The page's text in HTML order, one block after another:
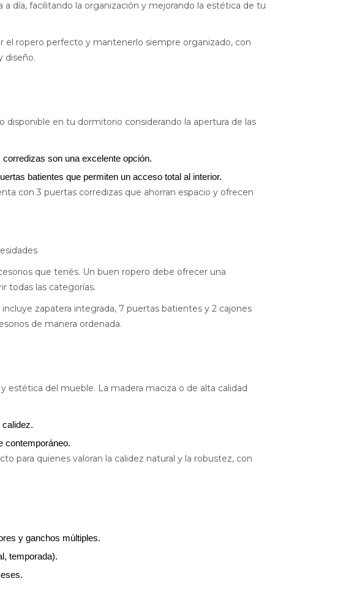
día, facilitando la organización y mejorando la estética de tu
el ropero perfecto y mantenerlo siempre organizado, con
diseño.
en tu dormitorio considerando la apertura de las
son una excelente opción.
batientes que permiten un acceso total al interior.
con 3 puertas corredizas que ahorran espacio y ofrecen
que tenés. Un buen ropero debe ofrecer una
todas las categorías.
incluye zapatera integrada, 7 puertas batientes y 2 cajones
de manera ordenada.
estética del mueble. La madera maciza o de alta calidad
contemporáneo.
para quienes valoran la calidez natural y la robustez, con
y ganchos múltiples.
temporada).